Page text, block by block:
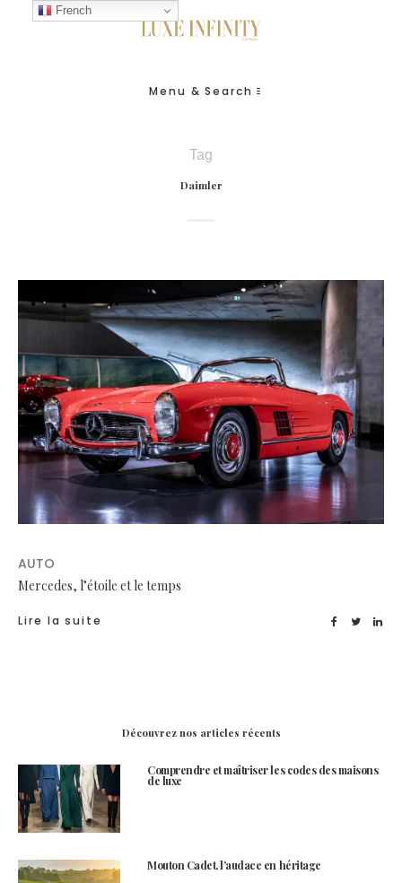
Menu & Search
Tag
Daimler
AUTO
Mercedes, l’étoile et le temps
Lire la suite
Découvrez nos articles récents
Comprendre et maîtriser les codes des maisons
de luxe
Mouton Cadet, l’audace en héritage
French